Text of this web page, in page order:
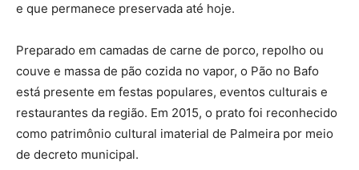
e que permanece preservada até hoje.
Preparado em camadas de carne de porco, repolho ou
couve e massa de pão cozida no vapor, o Pão no Bafo
está presente em festas populares, eventos culturais e
restaurantes da região. Em 2015, o prato foi reconhecido
como patrimônio cultural imaterial de Palmeira por meio
de decreto municipal.